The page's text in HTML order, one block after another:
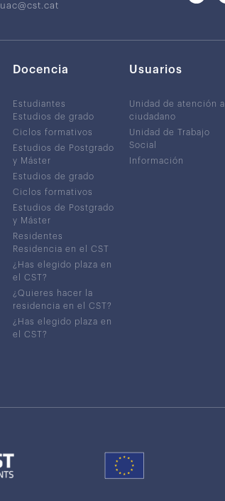
uac@cst.cat
Docencia
Estudiantes
Estudios de grado
Ciclos formativos
Estudios de Postgrado
y Máster
Estudios de grado
Ciclos formativos
Estudios de Postgrado
y Máster
Residentes
Residencia en el CST
¿Has elegido plaza en
el CST?
¿Quieres hacer la
residencia en el CST?
¿Has elegido plaza en
el CST?
Usuarios
Unidad de atención al
ciudadano
Unidad de Trabajo
Social
Información